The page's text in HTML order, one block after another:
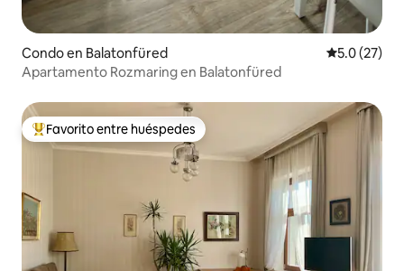
Condo en Balatonfüred Calificación
5.0 (27)
Apartamento Rozmaring en Balatonfüred
Favorito entre huéspedes preferido
Favorito entre huéspedes